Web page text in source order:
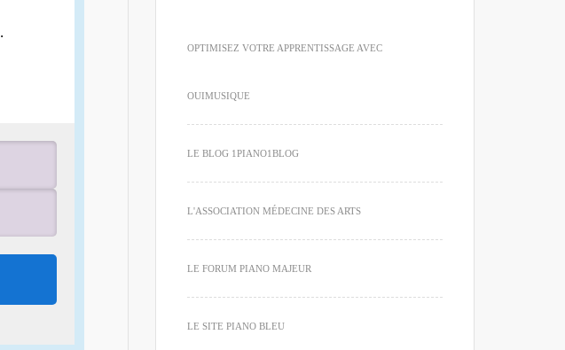
.
OPTIMISEZ VOTRE APPRENTISSAGE AVEC
OUIMUSIQUE
LE BLOG 1PIANO1BLOG
L'ASSOCIATION MÉDECINE DES ARTS
LE FORUM PIANO MAJEUR
LE SITE PIANO BLEU